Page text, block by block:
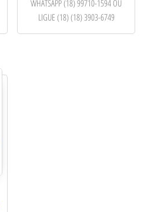
WHATSAPP (18) 99710-1594 OU
LIGUE (18) (18) 3903-6749